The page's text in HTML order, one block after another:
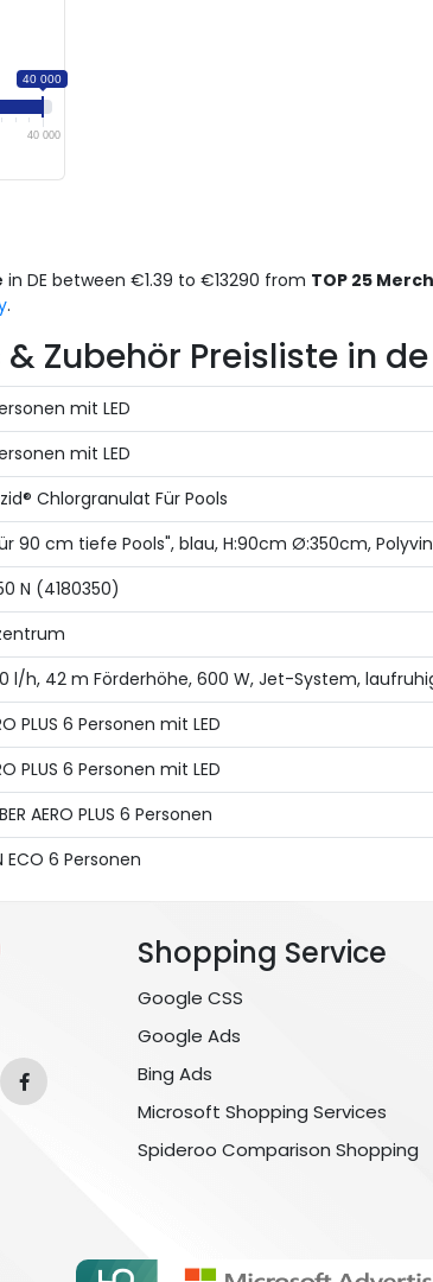
40 000
40 000
in DE between €1.39 to €13290 from TOP 25
.
Zubehör Preisliste in
mit LED
mit LED
Chlorgranulat Für Pools
90 cm tiefe Pools", blau, H:90cm Ø:350cm,
N (4180350)
l/h, 42 m Förderhöhe, 600 W, Jet-System,
PLUS 6 Personen mit LED
PLUS 6 Personen mit LED
AERO PLUS 6 Personen
ECO 6 Personen
Shopping Service
Google CSS
Google Ads
Bing Ads
Microsoft Shopping Services
Spideroo Comparison Shopping